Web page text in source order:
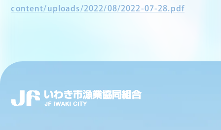
content/uploads/2022/08/2022-07-28.pdf